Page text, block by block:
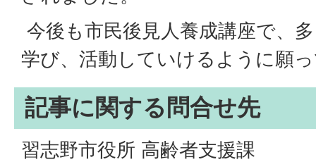
今後も市民後見人養成講座で、
学び、活動していけるように願
記事に関する問合せ先
習志野市役所 高齢者支援課